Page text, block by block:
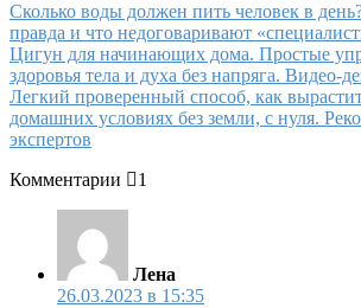
Сколько воды должен пить человек в
правда и что недоговаривают
Цигун для начинающих дома. Простые
здоровья тела и духа без напряга. Видео-
Легкий проверенный способ, как
домашних условиях без земли, с нуля.
экспертов
Комментарии
1
Лена
26.03.2023 в 15:35